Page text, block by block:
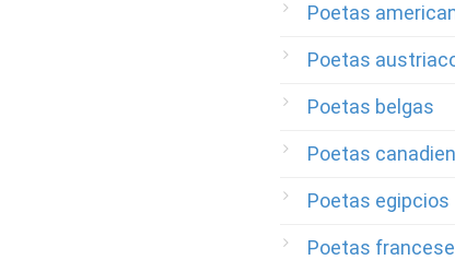
Poetas
Poetas
Poetas belgas
Poetas
Poetas egipcios
Poetas